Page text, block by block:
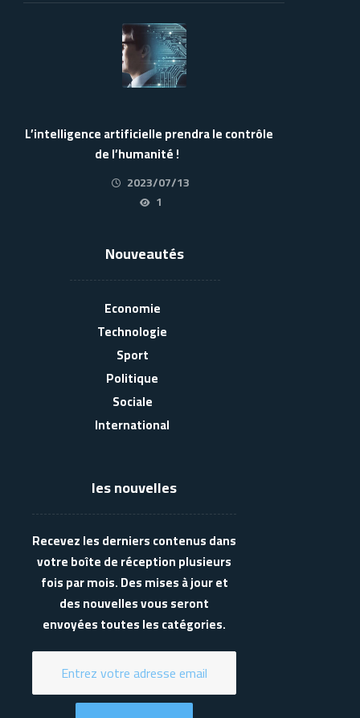
L’intelligence artificielle prendra le contrôle
de l’humanité !
2023/07/13
1
Nouveautés
Economie
Technologie
Sport
Politique
Sociale
International
les nouvelles
Recevez les derniers contenus dans
votre boîte de réception plusieurs
fois par mois. Des mises à jour et
des nouvelles vous seront
envoyées toutes les catégories.